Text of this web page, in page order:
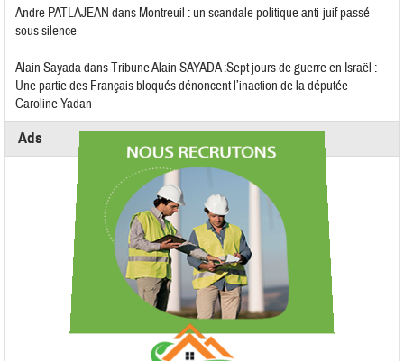
Andre PATLAJEAN dans Montreuil : un scandale politique anti-juif passé
sous silence
Alain SayadadansTribune Alain SAYADA :Sept jours de guerre en Israël :
Une partie des Français bloqués dénoncent l’inaction de la députée
Caroline Yadan
Ads